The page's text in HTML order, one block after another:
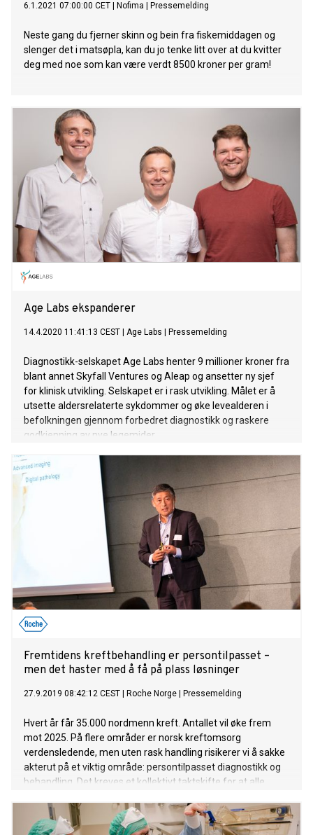
6.1.2021 07:00:00 CET Nofima Pressemelding
Neste gang du fjerner skinn og bein fra fiskemiddagen og
slenger det i matsøpla, kan du jo tenke litt over at du kvitter
deg med noe som kan være verdt 8500 kroner per gram!
Age Labs ekspanderer
14.4.2020 11:41:13 CEST Age Labs Pressemelding
Diagnostikk-selskapet Age Labs henter 9 millioner kroner fra
blant annet Skyfall Ventures og Aleap og ansetter ny sjef
for klinisk utvikling. Selskapet er i rask utvikling. Målet er å
utsette aldersrelaterte sykdommer og øke levealderen i
befolkningen gjennom forbedret diagnostikk og raskere
godkjenning av nye legemider.
Fremtidens kreftbehandling er persontilpasset –
men det haster med å få på plass løsninger
27.9.2019 08:42:12 CEST Roche Norge Pressemelding
Hvert år får 35.000 nordmenn kreft. Antallet vil øke frem
mot 2025. På flere områder er norsk kreftomsorg
verdensledende, men uten rask handling risikerer vi å sakke
akterut på et viktig område: persontilpasset diagnostikk og
behandling. Det kreves et kollektivt taktskifte for at alle
persontilpasset behandling.